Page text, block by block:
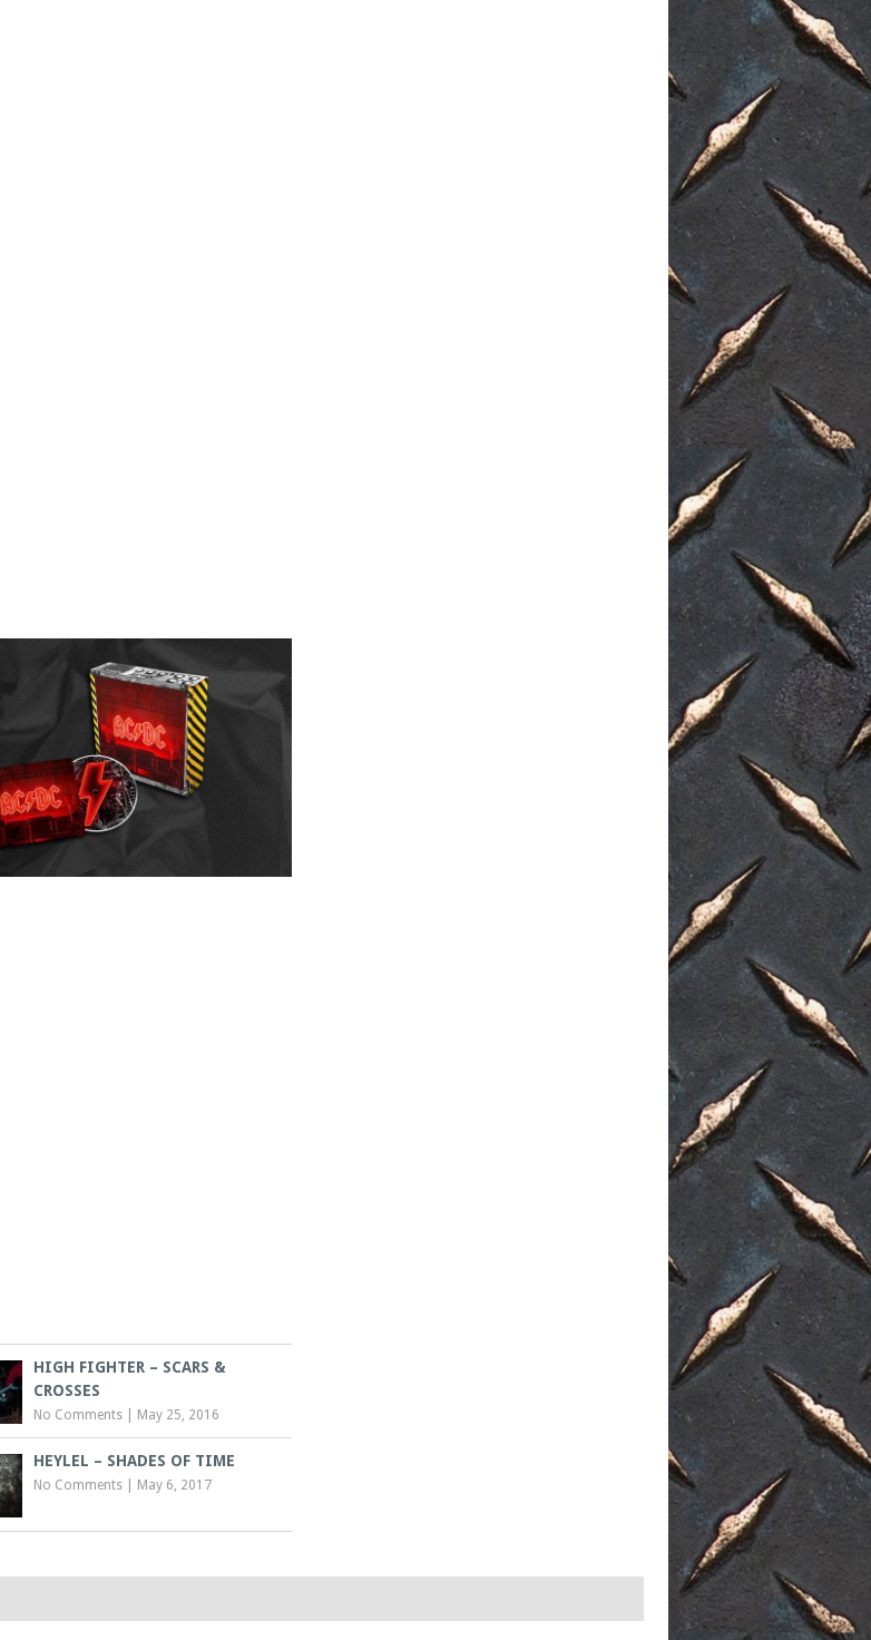
HIGH FIGHTER – SCARS &
CROSSES
No Comments May 25, 2016
HEYLEL – SHADES OF TIME
No Comments May 6, 2017